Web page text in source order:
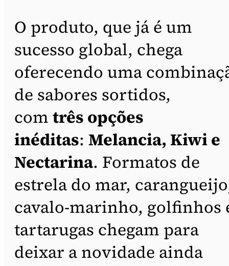
O produto, que já é um
sucesso global, chega
oferecendo uma
de sabores sortidos,
com três opções
inéditas: Melancia, Kiwi e
Nectarina. Formatos de
estrela do mar,
cavalo-marinho, golfinhos
tartarugas chegam para
deixar a novidade ainda